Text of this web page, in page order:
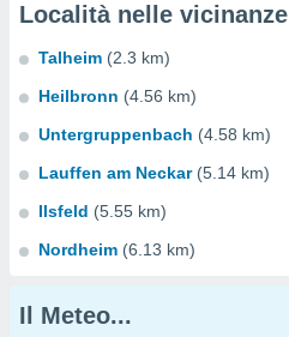
Località nelle vicinanze
Talheim (2.3 km)
Heilbronn (4.56 km)
Untergruppenbach (4.58 km)
Lauffen am Neckar (5.14 km)
Ilsfeld (5.55 km)
Nordheim (6.13 km)
Il Meteo...